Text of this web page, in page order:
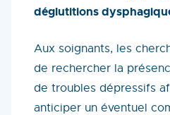
déglutitions
Aux soignants, les
de rechercher la
de troubles dépressifs
anticiper un éventuel